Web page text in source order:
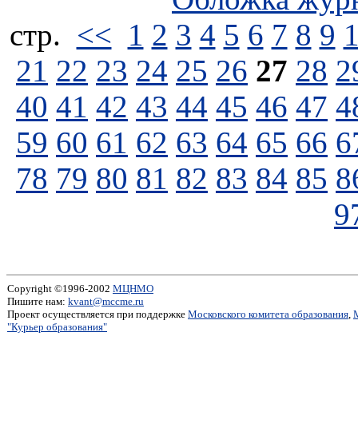
стp. << 1 2 3 4 5 6 7 8 9
21 22 23 24 25 26 27 28
40 41 42 43 44 45 46 47
59 60 61 62 63 64 65 66
78 79 80 81 82 83 84 85
Copyright ©1996-2002 МЦНМО
Пишите нам: kvant@mccme.ru
Проект осуществляется при поддержке Московского комитета образования,
"Курьер образования"